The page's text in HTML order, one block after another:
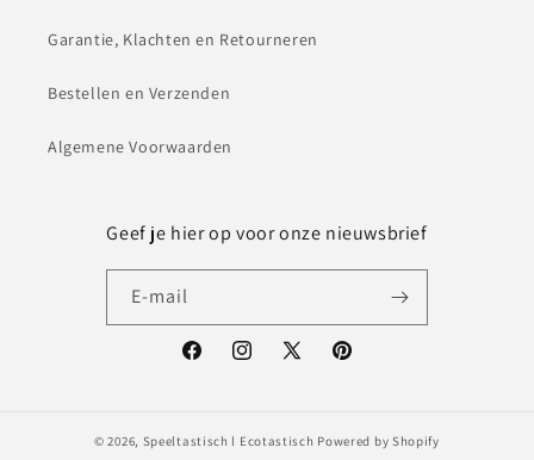
Garantie, Klachten en Retourneren
Bestellen en Verzenden
Algemene Voorwaarden
Geef je hier op voor onze nieuwsbrief
E‑mail
FacebookInstagram
X
Pinterest
© 2026, Speeltastisch l Ecotastisch Powered by Shopify